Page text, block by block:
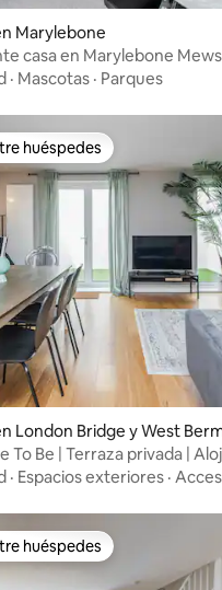
Marylebone
casa en Marylebone Mews
· Mascotas · Parques
huéspedes
huéspedes
London Bridge y West
To Be | Terraza privada |
· Espacios exteriores ·
huéspedes
huéspedes